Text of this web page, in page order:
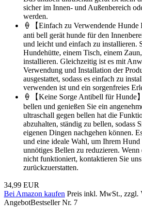
sicher im Innen- und Außenbereich
werden.
🍦【Einfach zu Verwendende
anti bell gerät hunde für den
und leicht und einfach zu installieren.
Hundehütte, einem Tisch, einem
installieren. Gleichzeitig ist es mit
Verwendung und Installation der
ausgestattet, sodass es einfach zu
verwenden ist und ein sorgenfreies
🍦【Keine Sorge Antibell für Hunde
bellen und genießen Sie ein
ultraschall gegen bellen hat die
abzuhalten, ständig zu bellen, sodass
eigenen Dingen nachgehen können.
und eine ideale Wahl, um Ihrem Hund
unnötiges Bellen zu reduzieren.
nicht funktioniert, kontaktieren Sie
zurückzuerstatten.
34,99 EUR
Bei Amazon kaufen Preis inkl. MwSt., zzgl.
AngebotBestseller Nr. 7